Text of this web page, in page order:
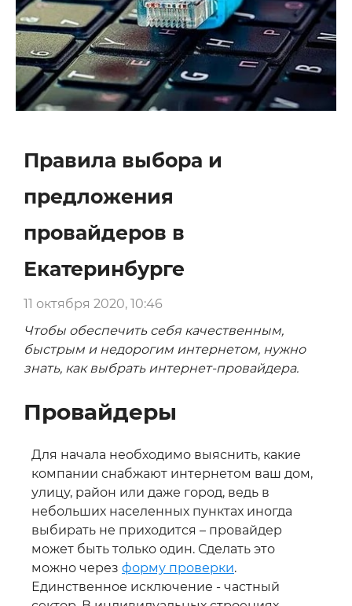
Правила выбора и
предложения
провайдеров в
Екатеринбурге
11 октября 2020, 10:46
Чтобы обеспечить себя качественным,
быстрым и недорогим интернетом, нужно
знать, как выбрать интернет-провайдера.
Провайдеры
Для начала необходимо выяснить, какие
компании снабжают интернетом ваш дом,
улицу, район или даже город, ведь в
небольших населенных пунктах иногда
выбирать не приходится – провайдер
может быть только один. Сделать это
можно через форму проверки.
Единственное исключение - частный